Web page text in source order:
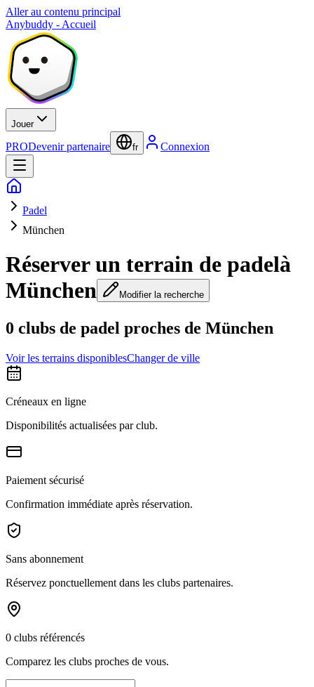
Aller au contenu principal
Anybuddy - Accueil
Jouer
PRODevenir partenaire fr Connexion
Padel
München
Réserver un terrain de padelà
München
Modifier la recherche
0 clubs de padel proches de München
Voir les terrains disponiblesChanger de ville
Créneaux en ligne
Disponibilités actualisées par club.
Paiement sécurisé
Confirmation immédiate après réservation.
Sans abonnement
Réservez ponctuellement dans les clubs partenaires.
0 clubs référencés
Comparez les clubs proches de vous.